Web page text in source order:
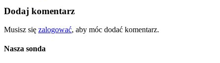
Dodaj komentarz
Musisz się zalogować, aby móc dodać komentarz.
Nasza sonda